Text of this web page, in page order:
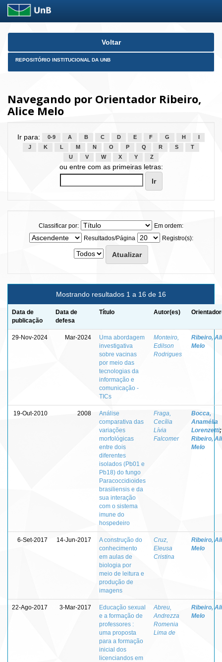
Skip
Voltar
REPOSITÓRIO INSTITUCIONAL DA UNB
Navegando por Orientador Ribeiro,
Alice Melo
Ir para: 0-9 A B C D E F G H
J
K L M N O P Q R S
T
U
V W X Y Z
ou entre com as primeiras letras:
Classificar por:
Em ordem:
Resultados/Página
Registro(s):
Mostrando resultados 1 a 16 de 16
Data de
publicação
Data de
defesa
Título Autor(es)
29-Nov-2024 Mar-2024
Uma abordagem
investigativa
sobre vacinas
por meio das
tecnologias da
informação e
comunicação -
TICs
Monteiro,
Edilson
Rodrigues
Ribeiro,
Melo
19-Out-2010 2008
Análise
comparativa das
variações
morfológicas
entre dois
diferentes
isolados (Pb01 e
Pb18) do fungo
Paracoccidioides
brasiliensis e da
sua interação
com o sistema
imune do
hospedeiro
Fraga,
Cecília
Lívia
Falcomer
Bocca,
Anamélia
Lorenzetti;
Ribeiro,
Melo
6-Set-2017 14-Jun-2017
A construção do
conhecimento
em aulas de
biologia por
meio de leitura e
produção de
imagens
Cruz,
Eleusa
Cristina
Ribeiro,
Melo
22-Ago-2017 3-Mar-2017
Educação sexual
e a formação de
professores :
uma proposta
para a formação
inicial dos
licenciandos em
Abreu,
Andrezza
Romenia
Lima de
Ribeiro,
Melo